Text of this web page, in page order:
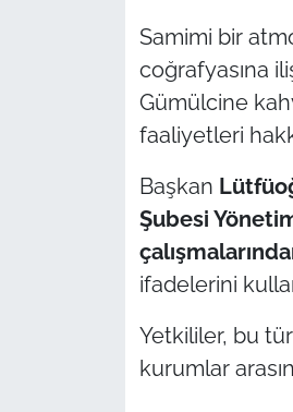
Samimi bir
coğrafyasına
Gümülcine
faaliyetleri
Başkan
Şubesi
ifadelerini
Yetkililer, bu
kurumlar
Flaş Haber
Dış Haberler
İş Dünyası